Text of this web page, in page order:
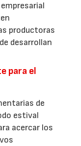
productoras
desarrollan
para el
de
estival
acercar los